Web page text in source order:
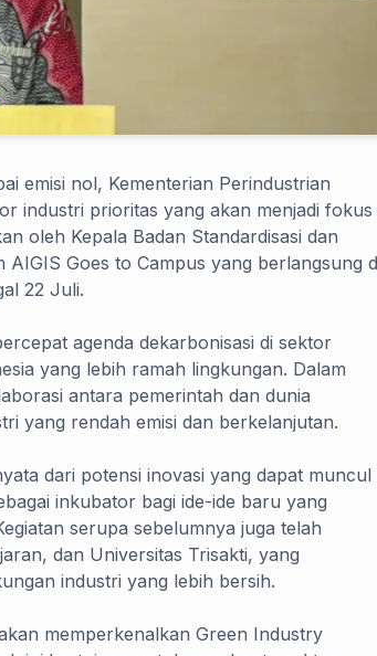
emisi nol, Kementerian Perindustrian
industri prioritas yang akan menjadi fokus
oleh Kepala Badan Standardisasi dan
Goes to Campus yang berlangsung
22 Juli.
agenda dekarbonisasi di sektor
yang lebih ramah lingkungan. Dalam
antara pemerintah dan dunia
yang rendah emisi dan berkelanjutan.
dari potensi inovasi yang dapat muncul
inkubator bagi ide-ide baru yang
serupa sebelumnya juga telah
dan Universitas Trisakti, yang
industri yang lebih bersih.
memperkenalkan Green Industry